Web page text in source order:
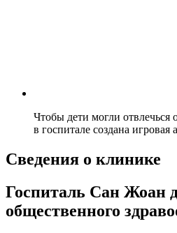
Чтобы дети могли отвлечься
в госпитале создана игровая
Сведения о клинике
Госпиталь Сан Жоан
общественного